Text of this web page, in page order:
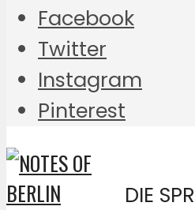
Facebook
Twitter
Instagram
Pinterest
DIE